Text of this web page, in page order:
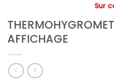
Sur
AFFICHAGE